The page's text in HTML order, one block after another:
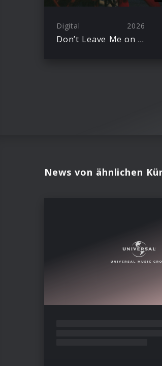
Digital 2026
Don’t Leave Me on the Dance Floor
News von ähnlichen